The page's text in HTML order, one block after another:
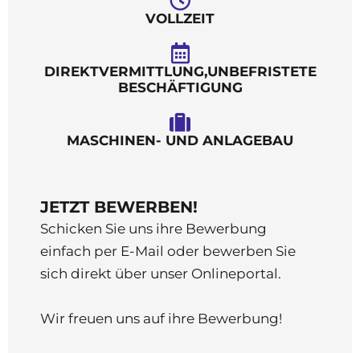
VOLLZEIT
DIREKTVERMITTLUNG,UNBEFRISTETE
BESCHÄFTIGUNG
MASCHINEN- UND ANLAGEBAU
JETZT BEWERBEN!
Schicken Sie uns ihre Bewerbung
einfach per E-Mail oder bewerben Sie
sich direkt über unser Onlineportal.
Wir freuen uns auf ihre Bewerbung!